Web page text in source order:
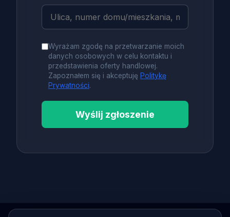
Wyrażam zgodę na przetwarzanie moich
danych osobowych w celu kontaktu i
przedstawienia oferty handlowej.
Zapoznałem się i akceptuję Politykę
Prywatności.
Wyślij zgłoszenie